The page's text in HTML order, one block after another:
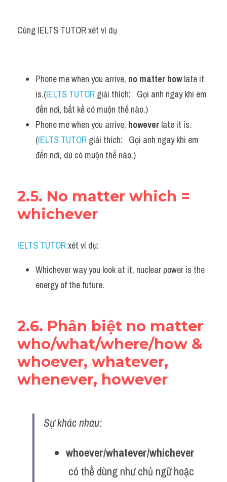
Cùng IELTS TUTOR xét ví dụ
Phone me when you arrive, no matter how late it
is.(IELTS TUTOR giải thích:   Gọi anh ngay khi em
đến nơi, bất kể có muộn thế nào.)
Phone me when you arrive, however late it is.
(IELTS TUTOR giải thích:   Gọi anh ngay khi em
đến nơi, dù có muộn thế nào.)
2.5. No matter which =
whichever
IELTS TUTOR xét ví dụ:
Whichever way you look at it, nuclear power is the
energy of the future.
2.6. Phân biệt no matter
who/what/where/how &
whoever, whatever,
whenever, however
Sự khác nhau:
whoever/whatever/whichever
có thể dùng như chủ ngữ hoặc